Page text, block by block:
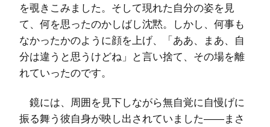
を覗きこみました。そして現れた自分の姿を見
て、何を思ったのかしばし沈黙。しかし、何事も
なかったかのように顔を上げ、「ああ、まあ、自
分は違うと思うけどね」と言い捨て、その場を離
れていったのです。
鏡には、周囲を見下しながら無自覚に自慢げに
振る舞う彼自身が映し出されていました――まさ